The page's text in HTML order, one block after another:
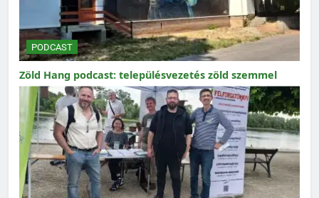
PODCAST
Zöld Hang podcast: településvezetés zöld szemmel